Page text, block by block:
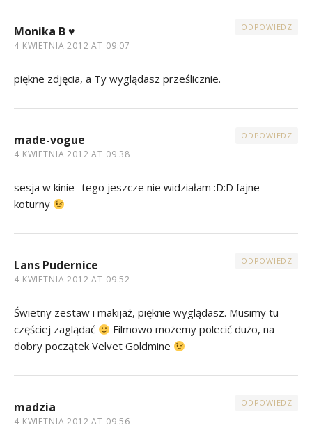
Monika B ♥
4 KWIETNIA 2012 AT 09:07
ODPOWIEDZ
piękne zdjęcia, a Ty wyglądasz prześlicznie.
made-vogue
4 KWIETNIA 2012 AT 09:38
ODPOWIEDZ
sesja w kinie- tego jeszcze nie widziałam :D:D fajne
koturny
Lans Pudernice
4 KWIETNIA 2012 AT 09:52
ODPOWIEDZ
Świetny zestaw i makijaż, pięknie wyglądasz. Musimy tu
częściej zaglądać
Filmowo możemy polecić dużo, na
dobry początek Velvet Goldmine
madzia
4 KWIETNIA 2012 AT 09:56
ODPOWIEDZ